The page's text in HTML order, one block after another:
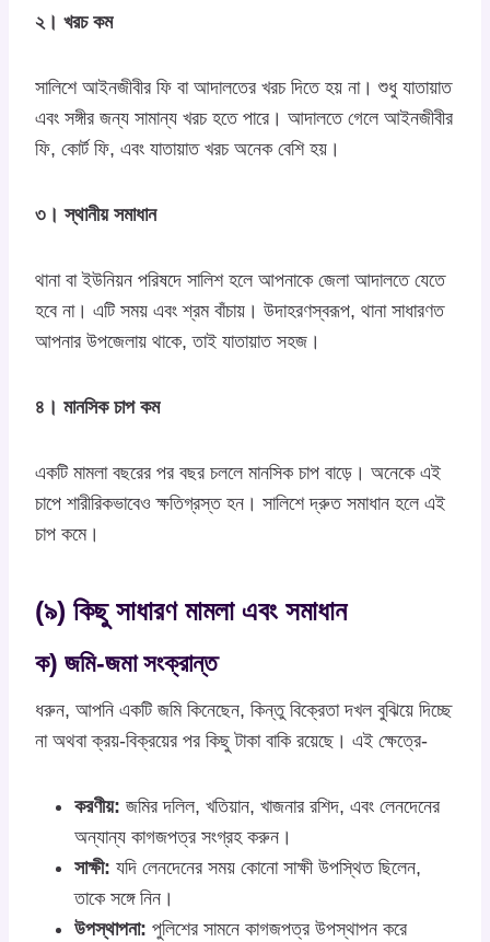
২। খরচ কম
সালিশে আইনজীবীর ফি বা আদালতের খরচ দিতে হয় না। শুধু যাতায়াত
এবং সঙ্গীর জন্য সামান্য খরচ হতে পারে। আদালতে গেলে আইনজীবীর
ফি, কোর্ট ফি, এবং যাতায়াত খরচ অনেক বেশি হয়।
৩। স্থানীয় সমাধান
থানা বা ইউনিয়ন পরিষদে সালিশ হলে আপনাকে জেলা আদালতে যেতে
হবে না। এটি সময় এবং শ্রম বাঁচায়। উদাহরণস্বরূপ, থানা সাধারণত
আপনার উপজেলায় থাকে, তাই যাতায়াত সহজ।
৪। মানসিক চাপ কম
একটি মামলা বছরের পর বছর চললে মানসিক চাপ বাড়ে। অনেকে এই
চাপে শারীরিকভাবেও ক্ষতিগ্রস্ত হন। সালিশে দ্রুত সমাধান হলে এই
চাপ কমে।
(৯) কিছু সাধারণ মামলা এবং সমাধান
ক) জমি-জমা সংক্রান্ত
ধরুন, আপনি একটি জমি কিনেছেন, কিন্তু বিক্রেতা দখল বুঝিয়ে দিচ্ছে
না অথবা ক্রয়-বিক্রয়ের পর কিছু টাকা বাকি রয়েছে। এই ক্ষেত্রে-
করণীয়: জমির দলিল, খতিয়ান, খাজনার রশিদ, এবং লেনদেনের
অন্যান্য কাগজপত্র সংগ্রহ করুন।
সাক্ষী: যদি লেনদেনের সময় কোনো সাক্ষী উপস্থিত ছিলেন,
তাকে সঙ্গে নিন।
উপস্থাপনা: পুলিশের সামনে কাগজপত্র উপস্থাপন করে